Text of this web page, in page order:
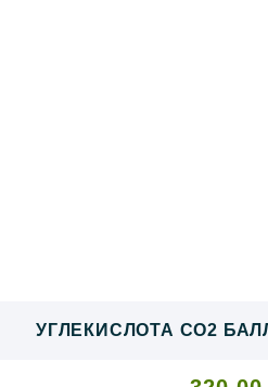
УГЛЕКИСЛОТА CO2